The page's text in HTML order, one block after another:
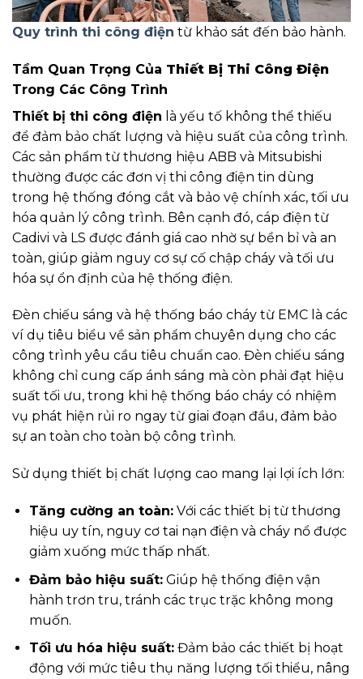
Quy trình thi công điện từ khảo sát đến bảo hành.
Tầm Quan Trọng Của Thiết Bị Thi Công Điện
Trong Các Công Trình
Thiết bị thi công điện là yếu tố không thể thiếu
để đảm bảo chất lượng và hiệu suất của công trình.
Các sản phẩm từ thương hiệu ABB và Mitsubishi
thường được các đơn vị thi công điện tin dùng
trong hệ thống đóng cắt và bảo vệ chính xác, tối ưu
hóa quản lý công trình. Bên cạnh đó, cáp điện từ
Cadivi và LS được đánh giá cao nhờ sự bền bỉ và an
toàn, giúp giảm nguy cơ sự cố chập cháy và tối ưu
hóa sự ổn định của hệ thống điện.
Đèn chiếu sáng và hệ thống báo cháy từ EMC là các
ví dụ tiêu biểu về sản phẩm chuyên dụng cho các
công trình yêu cầu tiêu chuẩn cao. Đèn chiếu sáng
không chỉ cung cấp ánh sáng mà còn phải đạt hiệu
suất tối ưu, trong khi hệ thống báo cháy có nhiệm
vụ phát hiện rủi ro ngay từ giai đoạn đầu, đảm bảo
sự an toàn cho toàn bộ công trình.
Sử dụng thiết bị chất lượng cao mang lại lợi ích lớn:
Tăng cường an toàn:Với các thiết bị từ thương
hiệu uy tín, nguy cơ tai nạn điện và cháy nổ được
giảm xuống mức thấp nhất.
Đảm bảo hiệu suất:Giúp hệ thống điện vận
hành trơn tru, tránh các trục trặc không mong
muốn.
Tối ưu hóa hiệu suất:Đảm bảo các thiết bị hoạt
động với mức tiêu thụ năng lượng tối thiểu, nâng